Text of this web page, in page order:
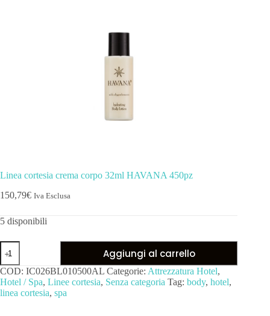
Linea cortesia crema corpo 32ml HAVANA 450pz
150,79€ Iva Esclusa
5 disponibili
Aggiungi al carrello
COD: IC026BL010500AL Categorie: Attrezzatura Hotel,
Hotel / Spa, Linee cortesia, Senza categoria Tag: body, hotel,
linea cortesia, spa